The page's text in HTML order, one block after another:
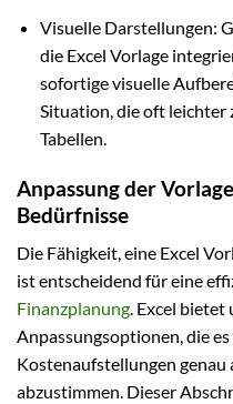
Visuelle Darstellungen:
die Excel Vorlage
sofortige visuelle
Situation, die oft leichter
Tabellen.
Anpassung der
Bedürfnisse
Die Fähigkeit, eine Excel
ist entscheidend für eine
Finanzplanung. Excel bietet
Anpassungsoptionen, die
Kostenaufstellungen genau
abzustimmen. Dieser